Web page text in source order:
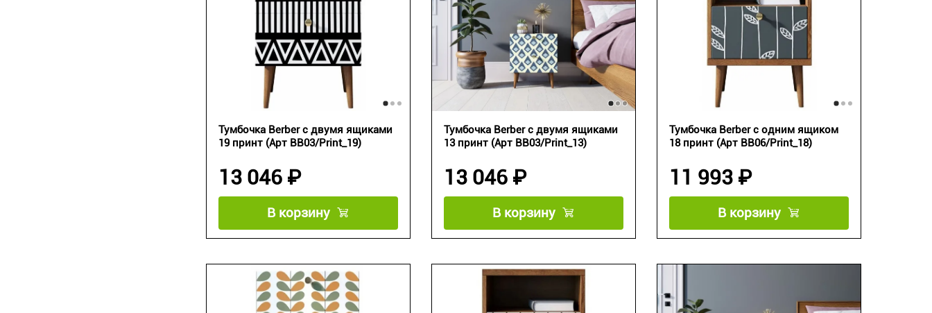
Тумбочка Berber с двумя ящиками
19 принт (Арт BB03/Print_19)
13 046 ₽
В корзину
Тумбочка Berber с двумя ящиками
13 принт (Арт BB03/Print_13)
13 046 ₽
В корзину
Тумбочка Berber с одним ящиком
18 принт (Арт BB06/Print_18)
11 993 ₽
В корзину